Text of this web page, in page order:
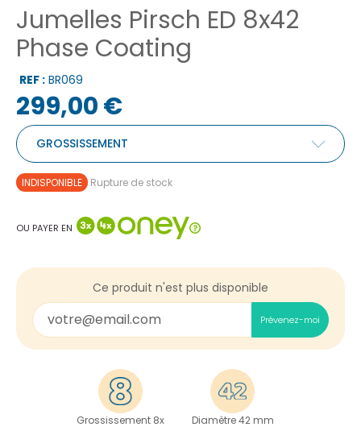
Jumelles Pirsch ED 8x42
Phase Coating
REF : BR069
299,00 €
GROSSISSEMENT
INDISPONIBLE Rupture de stock
OU PAYER EN
Ce produit n'est plus disponible
Prévenez-moi
Grossissement 8x Diamètre 42 mm